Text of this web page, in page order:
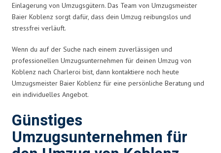
Einlagerung von Umzugsgütern. Das Team von Umzugsmeister
Baier Koblenz sorgt dafür, dass dein Umzug reibungslos und
stressfrei verläuft.
Wenn du auf der Suche nach einem zuverlässigen und
professionellen Umzugsunternehmen für deinen Umzug von
Koblenz nach Charleroi bist, dann kontaktiere noch heute
Umzugsmeister Baier Koblenz für eine persönliche Beratung und
ein individuelles Angebot.
Günstiges
Umzugsunternehmen für